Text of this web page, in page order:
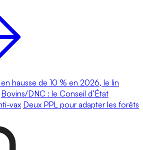
hausse de 10 % en 2026, le lin
Bovins/DNC : le Conseil d’État
vax Deux PPL pour adapter les forêts